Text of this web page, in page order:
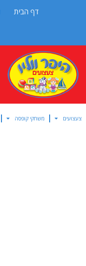
דף הבית
צעצועים משחקי קופסה